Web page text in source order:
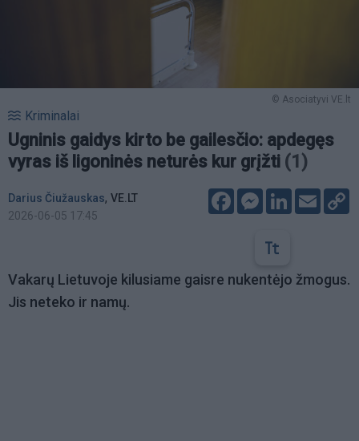
© Asociatyvi VE.lt
Kriminalai
Ugninis gaidys kirto be gailesčio: apdegęs
vyras iš ligoninės neturės kur grįžti (1)
Darius Čiužauskas, VE.LT
2026-06-05 17:45
FacebookMessenger
LinkedIn
Email
Vakarų Lietuvoje kilusiame gaisre nukentėjo žmogus.
Jis neteko ir namų.